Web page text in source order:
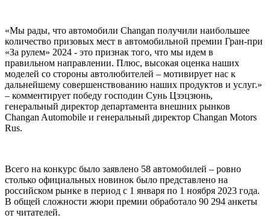
«Мы рады, что автомобили Changan получили наибольшее
количество призовых мест в автомобильной премии Гран-при
«За рулем» 2024 - это признак того, что мы идем в
правильном направлении. Плюс, высокая оценка наших
моделей со стороны автолюбителей – мотивирует нас к
дальнейшему совершенствованию наших продуктов и услуг.»
– комментирует победу господин Сунь Цзэцзюнь,
генеральный директор департамента внешних рынков
Changan Automobile и генеральный директор Changan Motors
Rus.
Всего на конкурс было заявлено 58 автомобилей – ровно
столько официальных новинок было представлено на
российском рынке в период с 1 января по 1 ноября 2023 года.
В общей сложности жюри премии обработало 90 294 анкеты
от читателей.